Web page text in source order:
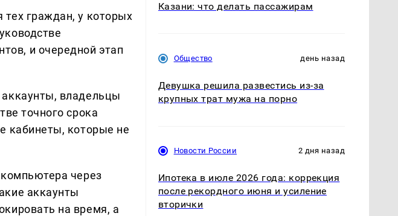
тех граждан, у которых
и очередной этап
владельцы
точного срока
кабинеты, которые не
через
аккаунты
на время, а
Казани: что делать пассажирам
Общество день назад
Девушка решила развестись из-за
крупных трат мужа на порно
Новости России 2 дня назад
Ипотека в июле 2026 года: коррекция
после рекордного июня и усиление
вторички